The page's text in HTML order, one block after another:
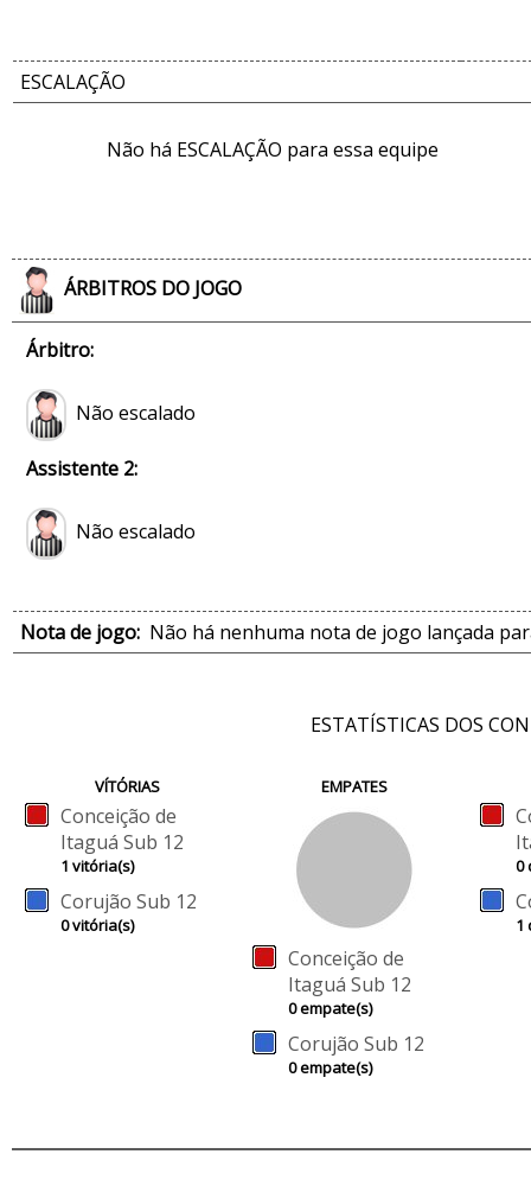
ESCALAÇÃO
Não há ESCALAÇÃO para essa equipe
ÁRBITROS DO JOGO
Árbitro:
Não escalado
Assistente 2:
Não escalado
Nota de jogo: Não há nenhuma nota de jogo lançada
ESTATÍSTICAS DOS
VÍTÓRIAS
Conceição de
Itaguá Sub 12
1 vitória(s)
Corujão Sub 12
0 vitória(s)
EMPATES
Conceição de
Itaguá Sub 12
0 empate(s)
Corujão Sub 12
0 empate(s)
0
1